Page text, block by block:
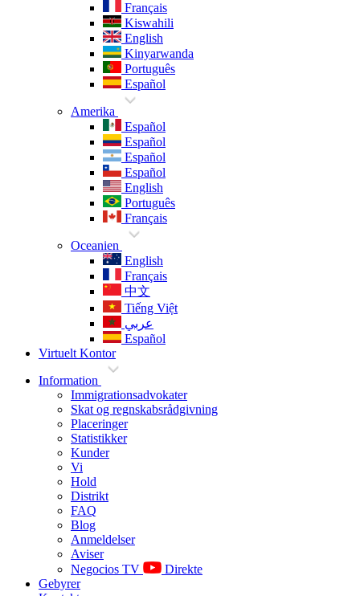
Français
Kiswahili
English
Kinyarwanda
Português
Español
Amerika
Español
Español
Español
Español
English
Português
Français
Oceanien
English
Français
中文
Tiếng Việt
عربي
Español
Virtuelt Kontor
Information
Immigrationsadvokater
Skat og regnskabsrådgivning
Placeringer
Statistikker
Kunder
Vi
Hold
Distrikt
FAQ
Blog
Anmeldelser
Aviser
Negocios TV
Direkte
Gebyrer